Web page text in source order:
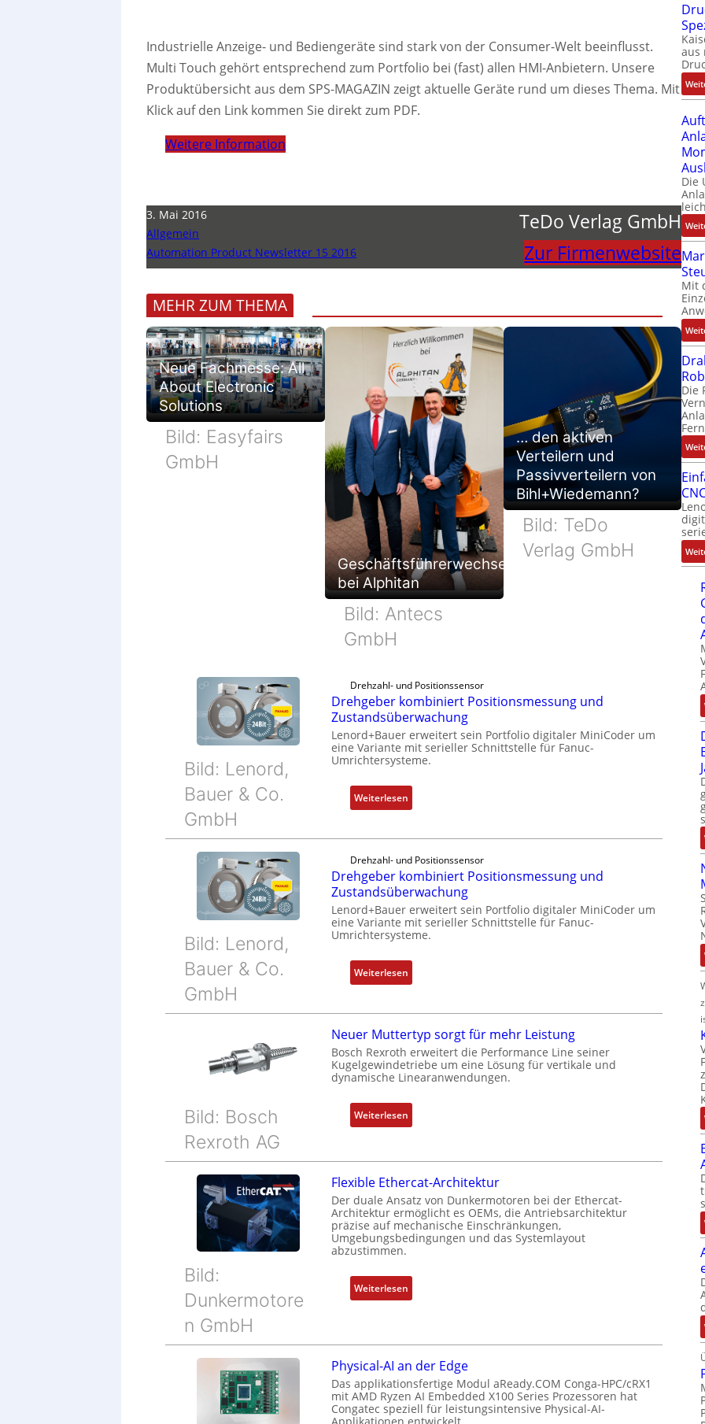
Industrielle Anzeige- und Bediengeräte sind stark von der Consumer-Welt beeinflusst.
Multi Touch gehört entsprechend zum Portfolio bei (fast) allen HMI-Anbietern. Unsere
Produktübersicht aus dem SPS-MAGAZIN zeigt aktuelle Geräte rund um dieses Thema. Mit
Klick auf den Link kommen Sie direkt zum PDF.
Weitere Information
3. Mai 2016
Allgemein
Automation Product Newsletter 15 2016
TeDo Verlag GmbH
Zur Firmenwebsite
MEHR ZUM THEMA
Neue Fachmesse: All
About Electronic
Solutions
Bild: Easyfairs
GmbH
Geschäftsführerwechsel
bei Alphitan
Bild: Antecs
GmbH
… den aktiven
Verteilern und
Passivverteilern von
Bihl+Wiedemann?
Bild: TeDo
Verlag GmbH
Bild: Lenord,
Bauer & Co.
GmbH
Drehzahl- und Positionssensor
Drehgeber kombiniert Positionsmessung und
Zustandsüberwachung
Lenord+Bauer erweitert sein Portfolio digitaler MiniCoder um
eine Variante mit serieller Schnittstelle für Fanuc-
Umrichtersysteme.
Weiterlesen:
D
h
g
e
b
e
k
o
b
i
e
t
P
s
i
i
o
n
m
e
u
u
n
Bild: Lenord,
Bauer & Co.
GmbH
Drehzahl- und Positionssensor
Drehgeber kombiniert Positionsmessung und
Zustandsüberwachung
Lenord+Bauer erweitert sein Portfolio digitaler MiniCoder um
eine Variante mit serieller Schnittstelle für Fanuc-
Umrichtersysteme.
Weiterlesen:
D
h
g
e
e
r
b
i
n
i
t
P
t
i
o
n
Bild: Bosch
Rexroth AG
Neuer Muttertyp sorgt für mehr Leistung
Bosch Rexroth erweitert die Performance Line seiner
Kugelgewindetriebe um eine Lösung für vertikale und
dynamische Linearanwendungen.
Weiterlesen:
N
u
e
r
M
u
t
e
r
p
s
o
r
g
Bild:
Dunkermotore
n GmbH
Flexible Ethercat-Architektur
Der duale Ansatz von Dunkermotoren bei der Ethercat-
Architektur ermöglicht es OEMs, die Antriebsarchitektur
präzise auf mechanische Einschränkungen,
Umgebungsbedingungen und das Systemlayout
abzustimmen.
Weiterlesen:
F
b
l
e
Physical-AI an der Edge
Das applikationsfertige Modul aReady.COM Conga-HPC/cRX1
mit AMD Ryzen AI Embedded X100 Series Prozessoren hat
Congatec speziell für leistungsintensive Physical-AI-
aus
Die
Mit
Die